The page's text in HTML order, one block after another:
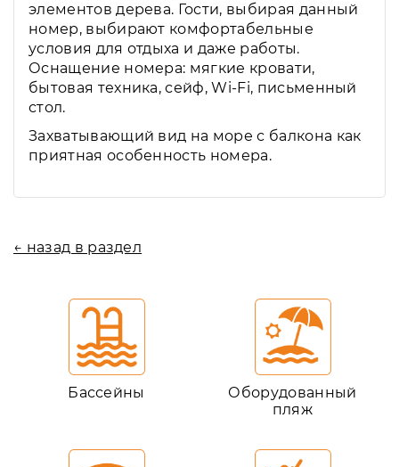
элементов дерева. Гости, выбирая данный
номер, выбирают комфортабельные
условия для отдыха и даже работы.
Оснащение номера: мягкие кровати,
бытовая техника, сейф, Wi-Fi, письменный
стол.
Захватывающий вид на море с балкона как
приятная особенность номера.
← назад в раздел
Бассейны
Оборудованный
пляж